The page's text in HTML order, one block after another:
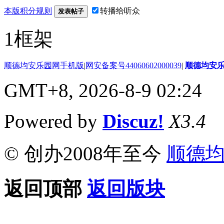
本版积分规则 发表帖子 转播给听众
1框架
顺德均安乐园网手机版|网安备案号44060602000039| 顺德均安
GMT+8, 2026-8-9 02:24
Powered by Discuz! X3.4
© 创办2008年至今 顺德
返回顶部 返回版块